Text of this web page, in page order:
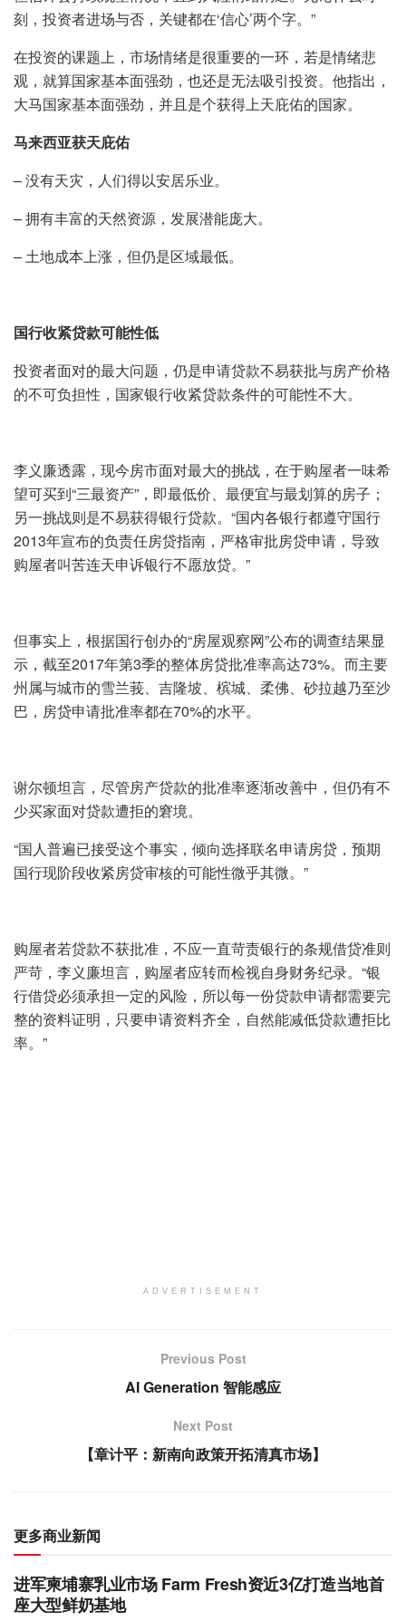
刻，投资者进场与否，关键都在‘信心’两个字。”
在投资的课题上，市场情绪是很重要的一环，若是情绪悲
观，就算国家基本面强劲，也还是无法吸引投资。他指出，
大马国家基本面强劲，并且是个获得上天庇佑的国家。
马来西亚获天庇佑
– 没有天灾，人们得以安居乐业。
– 拥有丰富的天然资源，发展潜能庞大。
– 土地成本上涨，但仍是区域最低。
国行收紧贷款可能性低
投资者面对的最大问题，仍是申请贷款不易获批与房产价格
的不可负担性，国家银行收紧贷款条件的可能性不大。
李义廉透露，现今房市面对最大的挑战，在于购屋者一味希
望可买到“三最资产”，即最低价、最便宜与最划算的房子；
另一挑战则是不易获得银行贷款。“国内各银行都遵守国行
2013年宣布的负责任房贷指南，严格审批房贷申请，导致
购屋者叫苦连天申诉银行不愿放贷。”
但事实上，根据国行创办的“房屋观察网”公布的调查结果显
示，截至2017年第3季的整体房贷批准率高达73%。而主要
州属与城市的雪兰莪、吉隆坡、槟城、柔佛、砂拉越乃至沙
巴，房贷申请批准率都在70%的水平。
谢尔顿坦言，尽管房产贷款的批准率逐渐改善中，但仍有不
少买家面对贷款遭拒的窘境。
“国人普遍已接受这个事实，倾向选择联名申请房贷，预期
国行现阶段收紧房贷审核的可能性微乎其微。”
购屋者若贷款不获批准，不应一直苛责银行的条规借贷准则
严苛，李义廉坦言，购屋者应转而检视自身财务纪录。“银
行借贷必须承担一定的风险，所以每一份贷款申请都需要完
整的资料证明，只要申请资料齐全，自然能减低贷款遭拒比
率。”
ADVERTISEMENT
Previous Post
AI Generation 智能感应
Next Post
【章计平：新南向政策开拓清真市场】
更多商业新闻
进军柬埔寨乳业市场 Farm Fresh资近3亿打造当地首
座大型鲜奶基地